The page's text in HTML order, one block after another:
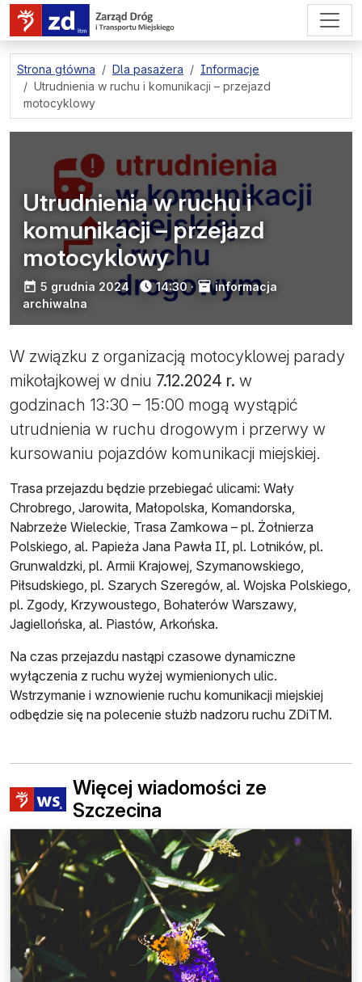
przejdź do treści strony
Strona główna Dla pasażera
Informacje
Utrudnienia w ruchu i komunikacji – przejazd
motocyklowy
Utrudnienia w ruchu i
komunikacji – przejazd
motocyklowy
opublikowano:
5 grudnia 2024 14:30·
informacja
archiwalna
W związku z organizacją motocyklowej parady
mikołajkowej w dniu 7.12.2024 r. w
godzinach 13:30 – 15:00 mogą wystąpić
utrudnienia w ruchu drogowym i przerwy w
kursowaniu pojazdów komunikacji miejskiej.
Trasa przejazdu będzie przebiegać ulicami: Wały
Chrobrego, Jarowita, Małopolska, Komandorska,
Nabrzeże Wieleckie, Trasa Zamkowa – pl. Żołnierza
Polskiego, al. Papieża Jana Pawła II, pl. Lotników, pl.
Grunwaldzki, pl. Armii Krajowej, Szymanowskiego,
Piłsudskiego, pl. Szarych Szeregów, al. Wojska Polskiego,
pl. Zgody, Krzywoustego, Bohaterów Warszawy,
Jagiellońska, al. Piastów, Arkońska.
Na czas przejazdu nastąpi czasowe dynamiczne
wyłączenia z ruchu wyżej wymienionych ulic.
Wstrzymanie i wznowienie ruchu komunikacji miejskiej
odbędzie się na polecenie służb nadzoru ruchu ZDiTM.
Więcej wiadomości ze
Szczecina